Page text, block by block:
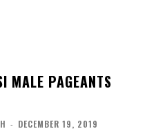
MALE PAGEANTS
- DECEMBER 19, 2019